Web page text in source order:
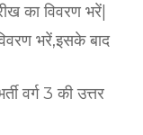
का विवरण भरें|
भरें,इसके बाद
वर्ग 3 की उत्तर